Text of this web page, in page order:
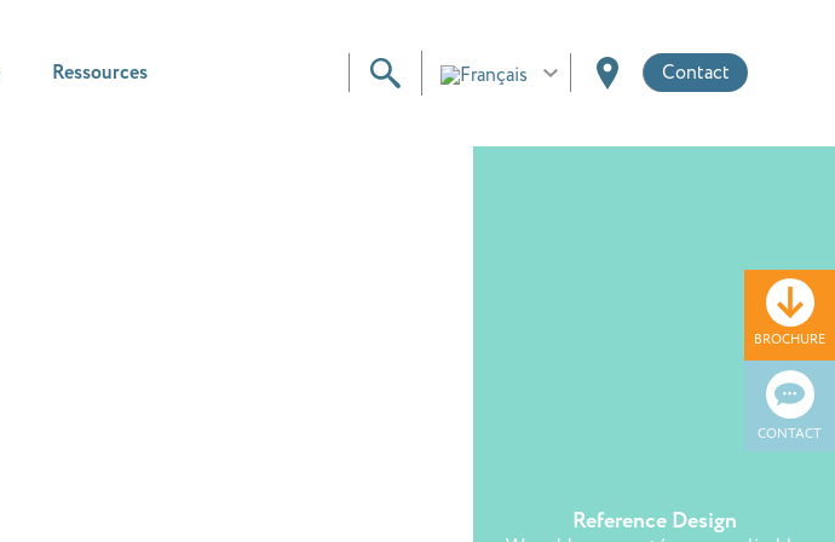
BROCHURE
CONTACT
Ressources Contact
Reference Design